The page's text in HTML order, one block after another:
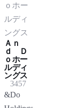
ｏホー
ルディ
ングス
Ａｎ
ｄ Ｄ
ｏホー
ルディ
ングス
3457
&Do